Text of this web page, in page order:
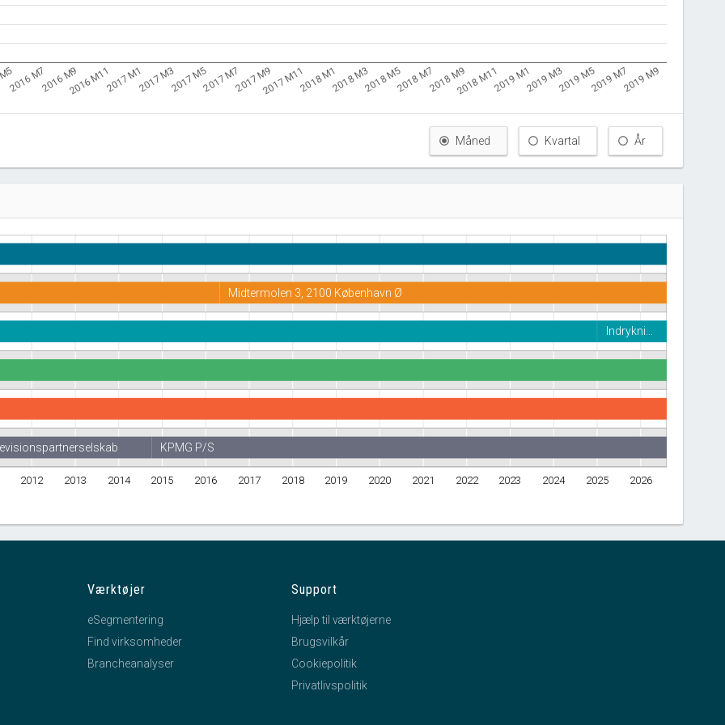
2016 M72016 M92016 M112017 M12017 M32017 M52017 M72017 M92017 M112018 M12018 M32018 M52018 M72018 M92018 M112019 M12019 M32019 M52019 M72019 M9
Måned Kvartal År
2012 2013 2014 2015 2016 2017 2018 2019 2020 2021 2022 2023 2024 2025 2026
Midtermolen 3, 2100 København Ø
Indrykni…
KPMG P/S
Værktøjer
eSegmentering
Find virksomheder
Brancheanalyser
Support
Hjælp til værktøjerne
Brugsvilkår
Cookiepolitik
Privatlivspolitik